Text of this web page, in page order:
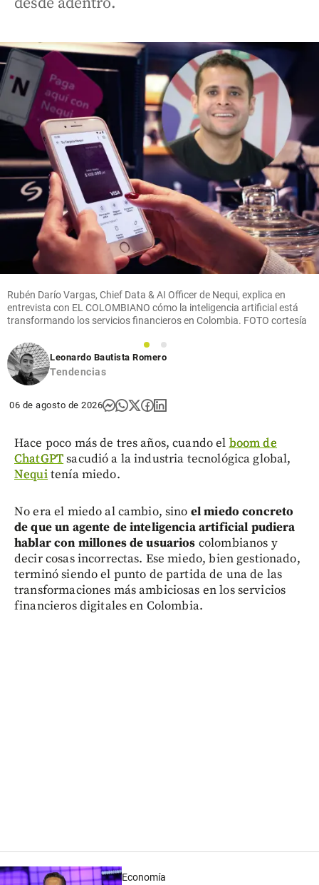
Rubén Darío Vargas, Chief Data & AI Officer de Nequi, explica en
entrevista con EL COLOMBIANO cómo la inteligencia artificial está
transformando los servicios financieros en Colombia. FOTO cortesía
1
2
Leonardo Bautista Romero
Tendencias
06 de agosto de 2026
Hace poco más de tres años, cuando el boom de
ChatGPTsacudió a la industria tecnológica global,
Nequitenía miedo.
No era el miedo al cambio, sino el miedo concreto
de que un agente de inteligencia artificial pudiera
hablar con millones de usuarios colombianos y
decir cosas incorrectas. Ese miedo, bien gestionado,
terminó siendo el punto de partida de una de las
transformaciones más ambiciosas en los servicios
financieros digitales en Colombia.
Economía